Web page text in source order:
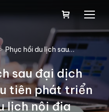
Phục hồi du lịch sau…
sau đại dịch
tiên phát triển
lịch nội địa